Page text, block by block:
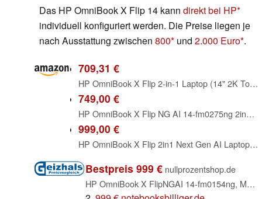
Das HP OmniBook X Flip 14 kann direkt bei HP
individuell konfiguriert werden. Die Preise liegen je
nach Ausstattung zwischen 800 und 2.000 Euro .
709,31 €
HP OmniBook X Flip 2-in-1 Laptop (14" 2K Touchscreen, AMD Ryzen AI 7, Copilot+, 16GB RAM, 512GB, Win11, QWERTZ) - Silber
749,00 €
HP OmniBook X Flip NG AI 14-fm0275ng 2in1 Laptop, Next Gen KI Copilot+ PC, 14Zoll 2K 1920x1200 Touchscreen, Intel Ultra 5-226V (8C) 40 NPU Tops, 16GB RAM, 512GB SSD, Windows 11, QWERTZ, Silber
999,00 €
HP OmniBook X Flip 2in1 Next Gen AI Laptop| AMD Ryzen AI 7 350 (8C) | dedizierte NPU für KI | 50 NPU Tops | Copilot+ PC | 14" 3K 2880x1800 OLED-Touchscreen | 16GB | 1TB SSD | Win11 | QWERTZ | Silber
Bestpreis 999 € nullprozentshop.de
HP OmniBook X FlipNGAI 14-fm0154ng, Meteor Silver, Core Ultra 5 226V, 16GB RAM, 512GB SSD, DE (BZ7Z4EA#ABD)